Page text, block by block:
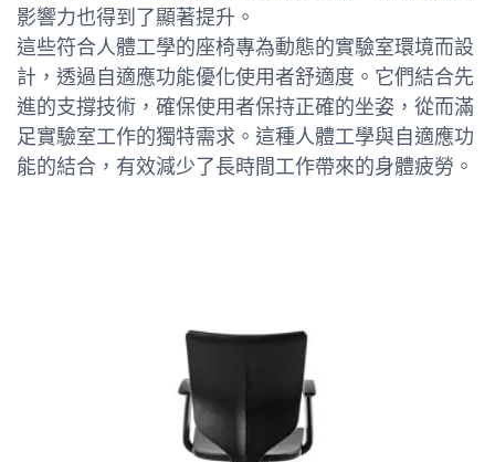
影響力也得到了顯著提升。
這些符合人體工學的座椅專為動態的實驗室環境而設
計，透過自適應功能優化使用者舒適度。它們結合先
進的支撐技術，確保使用者保持正確的坐姿，從而滿
足實驗室工作的獨特需求。這種人體工學與自適應功
能的結合，有效減少了長時間工作帶來的身體疲勞。